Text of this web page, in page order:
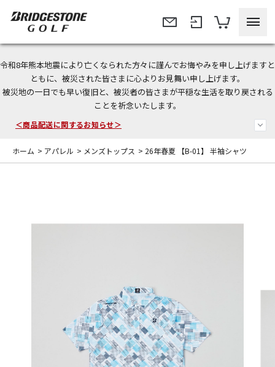
令和8年熊本地震により亡くなられた方々に謹んでお悔やみを申し上げますと
ともに、被災された皆さまに心よりお見舞い申し上げます。
被災地の一日でも早い復旧と、被災者の皆さまが平穏な生活を取り戻される
ことを祈念いたします。
今なら新規会員登録で1,000円OFFクーポンプレゼント！
＜商品配送に関するお知らせ＞
＜夏季休暇中のご注文・発送・お問い合わせ＞
ホーム > アパレル > メンズトップス > 26年春夏 【B-01】 半袖シャツ